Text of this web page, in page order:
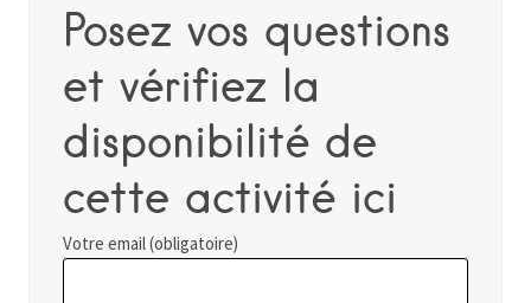
Posez vos questions
et vérifiez la
disponibilité de
cette activité ici
Votre email (obligatoire)